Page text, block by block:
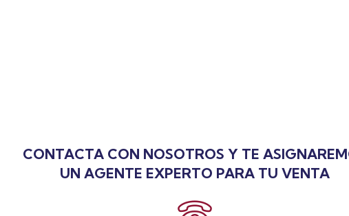
CONTACTA CON NOSOTROS Y TE
UN AGENTE EXPERTO PARA TU VENTA